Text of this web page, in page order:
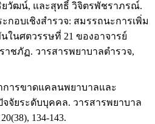
วัฒน์, และสุทธิ์ วิจิตรพัชราภรณ์.
ะกอบเชิงสำรวจ: สมรรถนะการเพิ่ม
นศตวรรษที่ 21 ของอาจารย์
ชภัฏ. วารสารพยาบาลตำรวจ,
ารขาดแคลนพยาบาลและ
จัยระดับบุคคล. วารสารพยาบาล
134-143.